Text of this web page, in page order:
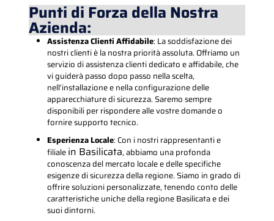
Punti di Forza della Nostra
Azienda:
Assistenza Clienti Affidabile: La soddisfazione dei
nostri clienti è la nostra priorità assoluta. Offriamo un
servizio di assistenza clienti dedicato e affidabile, che
vi guiderà passo dopo passo nella scelta,
nell’installazione e nella configurazione delle
apparecchiature di sicurezza. Saremo sempre
disponibili per rispondere alle vostre domande o
fornire supporto tecnico.
Esperienza Locale: Con i nostri rappresentanti e
filialein Basilicata, abbiamo una profonda
conoscenza del mercato locale e delle specifiche
esigenze di sicurezza della regione. Siamo in grado di
offrire soluzioni personalizzate, tenendo conto delle
caratteristiche uniche della regione Basilicata e dei
suoi dintorni.